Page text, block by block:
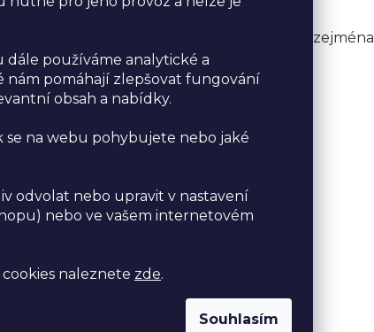
dále používáme analytické a
nám pomáhají zlepšovat fungování
obsah a nabídky.
se na webu pohybujete nebo jaké
odvolat nebo upravit v nastavení
nebo ve vašem internetovém
naleznete zde.
Souhlasím
40 vteřin. Tento cvik posiluje celé tělo, zejména